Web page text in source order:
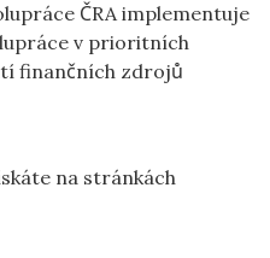
ČRA implementuje
v prioritních
finančních zdrojů
na stránkách